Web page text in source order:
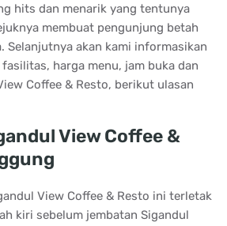
hits dan menarik yang tentunya
membuat pengunjung betah
Selanjutnya akan kami informasikan
harga menu, jam buka dan
Coffee & Resto, berikut ulasan
View Coffee &
View Coffee & Resto ini terletak
kiri sebelum jembatan Sigandul